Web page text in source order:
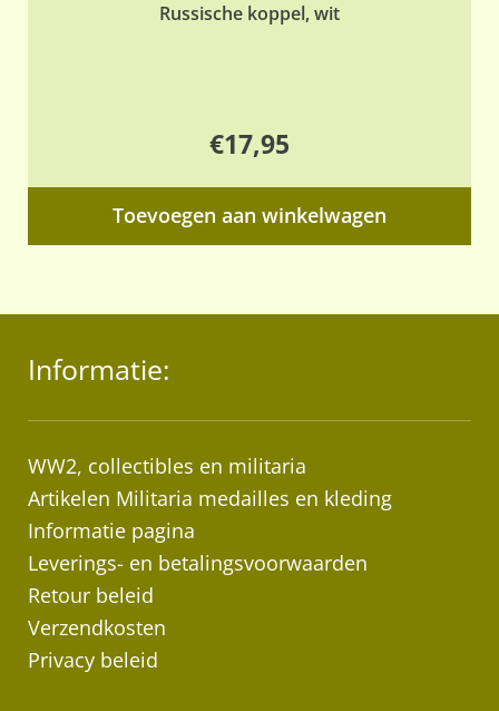
Russische koppel, wit
€17,95
Toevoegen aan winkelwagen
Informatie:
WW2, collectibles en militaria
Artikelen Militaria medailles en kleding
Informatie pagina
Leverings- en betalingsvoorwaarden
Retour beleid
Verzendkosten
Privacy beleid